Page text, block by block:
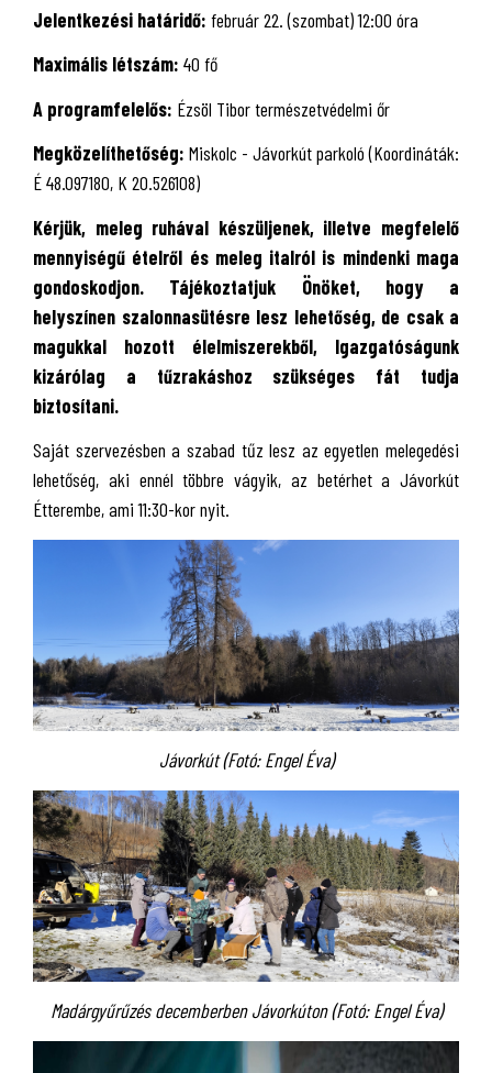
Jelentkezési határidő: február 22. (szombat) 12:00 óra
Maximális létszám: 40 fő
A programfelelős: Ézsöl Tibor természetvédelmi őr
Megközelíthetőség: Miskolc - Jávorkút parkoló (Koordináták:
É 48.097180, K 20.526108)
Kérjük, meleg ruhával készüljenek, illetve megfelelő
mennyiségű ételről és meleg italról is mindenki maga
gondoskodjon. Tájékoztatjuk Önöket, hogy a
helyszínen szalonnasütésre lesz lehetőség, de csak a
magukkal hozott élelmiszerekből, Igazgatóságunk
kizárólag a tűzrakáshoz szükséges fát tudja
biztosítani.
Saját szervezésben a szabad tűz lesz az egyetlen melegedési
lehetőség, aki ennél többre vágyik, az betérhet a Jávorkút
Étterembe, ami 11:30-kor nyit.
Jávorkút (Fotó: Engel Éva)
Madárgyűrűzés decemberben Jávorkúton (Fotó: Engel Éva)